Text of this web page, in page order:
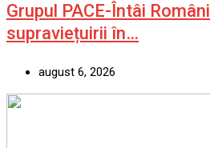
Grupul PACE-Întâi
supraviețuirii în…
august 6, 2026